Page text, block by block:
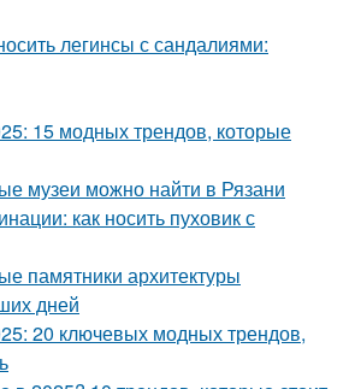
легинсы с сандалиями:
15 модных трендов, которые
музеи можно найти в Рязани
как носить пуховик с
памятники архитектуры
дней
20 ключевых модных трендов,